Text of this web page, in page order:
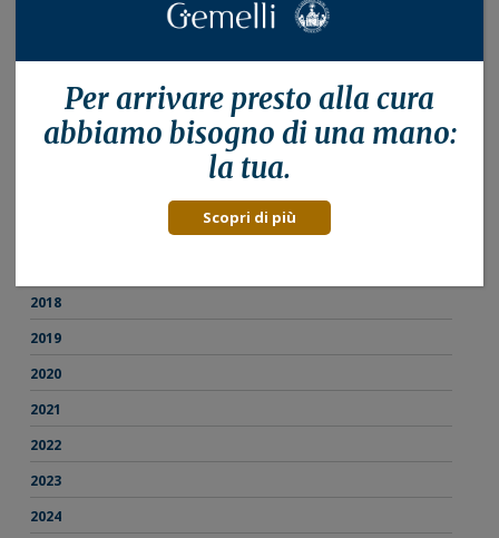
Best of ASCO 2026: le novità dal congresso
americano di oncologia commentate dagli esperti
del Gemelli
2018
2019
2020
2021
2022
2023
2024
Per arrivare presto alla cura
abbiamo bisogno di una mano:
la tua.
Scopri di più